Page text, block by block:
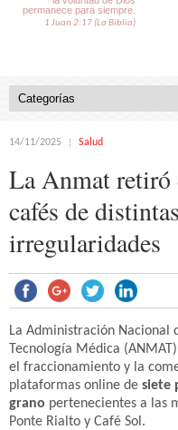
permanece para siempre.
1 Juan 2:17 (La Biblia)
14/11/2025 Salud
La Anmat retiró
cafés de
irregularidades
La Administración Nacional
Tecnología Médica (ANMAT)
el fraccionamiento y la
plataformas online de siete
grano pertenecientes a las
Ponte Rialto y Café Sol.